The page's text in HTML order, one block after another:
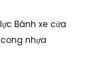
Bánh xe cửa
nhựa